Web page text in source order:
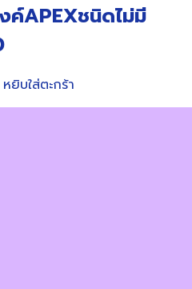
ค์APEXชนิดไม่มี
หยิบใส่ตะกร้า